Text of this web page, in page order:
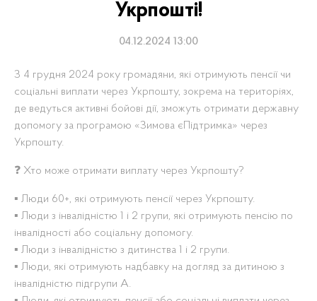
Укрпошті!
04.12.2024 13:00
З 4 грудня 2024 року громадяни, які отримують пенсії чи
соціальні виплати через Укрпошту, зокрема на територіях,
де ведуться активні бойові дії, зможуть отримати державну
допомогу за програмою «Зимова єПідтримка» через
Укрпошту.
❓ Хто може отримати виплату через Укрпошту?
▪️ Люди 60+, які отримують пенсії через Укрпошту.
▪️ Люди з інвалідністю 1 і 2 групи, які отримують пенсію по
інвалідності або соціальну допомогу.
▪️ Люди з інвалідністю з дитинства 1 і 2 групи.
▪️ Люди, які отримують надбавку на догляд за дитиною з
інвалідністю підгрупи А.